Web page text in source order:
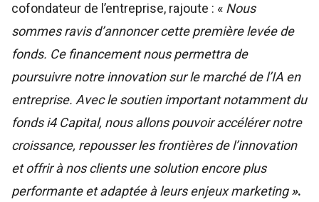
cofondateur de l’entreprise, rajoute : « Nous
sommes ravis d’annoncer cette première levée de
fonds. Ce financement nous permettra de
poursuivre notre innovation sur le marché de l’IA en
entreprise. Avec le soutien important notamment du
fonds i4 Capital, nous allons pouvoir accélérer notre
croissance, repousser les frontières de l’innovation
et offrir à nos clients une solution encore plus
performante et adaptée à leurs enjeux marketing».